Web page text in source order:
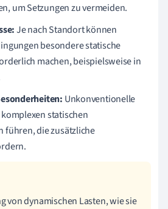
um Setzungen zu vermeiden.
Je nach Standort können
besondere statische
machen, beispielsweise in
Unkonventionelle
statischen
führen, die zusätzliche
von dynamischen Lasten, wie sie